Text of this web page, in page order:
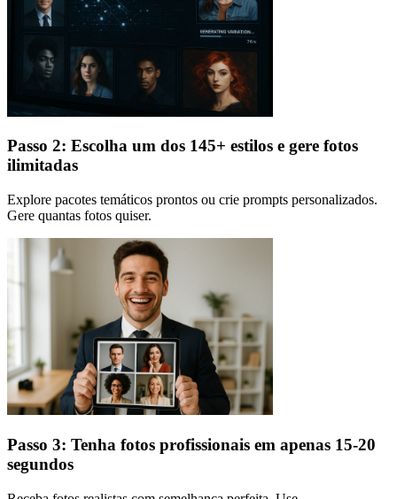
Passo 2: Escolha um dos 145+ estilos e gere fotos
ilimitadas
Explore pacotes temáticos prontos ou crie prompts personalizados.
Gere quantas fotos quiser.
Passo 3: Tenha fotos profissionais em apenas 15-20
segundos